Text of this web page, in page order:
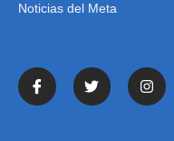
Noticias del Meta